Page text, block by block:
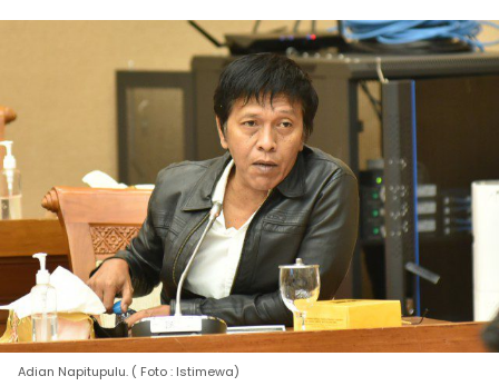
Adian Napitupulu. ( Foto : Istimewa)